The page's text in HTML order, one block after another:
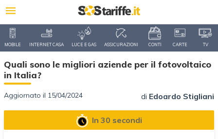
MOBILE INTERNET CASA LUCE E GAS ASSICURAZIONI CONTI CARTE TV
Quali sono le migliori aziende per il fotovoltaico
in Italia?
Aggiornato il 15/04/2024 di Edoardo Stigliani
In 30 secondi